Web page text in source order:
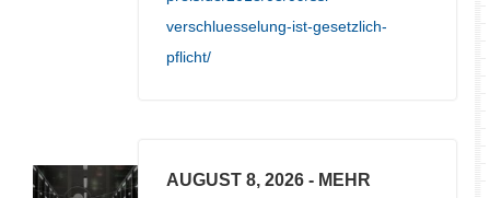
verschluesselung-ist-gesetzlich-
pflicht/
AUGUST 8, 2026 - MEHR